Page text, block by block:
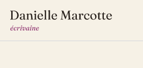
Aller
contenu